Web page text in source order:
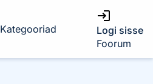
Kategooriad
Logi sisse
Foorum